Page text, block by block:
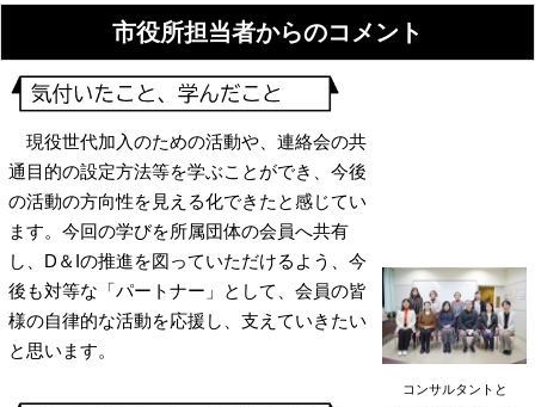
市役所担当者からのコメント
現役世代加入のための活動や、連絡会の共
通目的の設定方法等を学ぶことができ、今後
の活動の方向性を見える化できたと感じてい
ます。今回の学びを所属団体の会員へ共有
し、D＆Iの推進を図っていただけるよう、今
後も対等な「パートナー」として、会員の皆
様の自律的な活動を応援し、支えていきたい
と思います。
コンサルタントと